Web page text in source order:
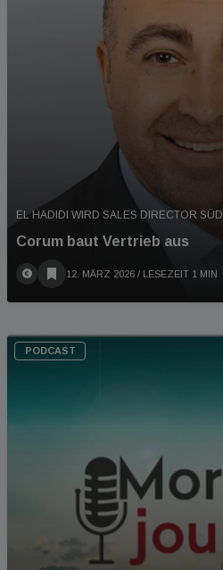
EL HADIDI WIRD SALES DIRECTOR SÜD
Corum baut Vertrieb aus
12. MÄRZ 2026 / LESEZEIT 1 MIN
PODCAST